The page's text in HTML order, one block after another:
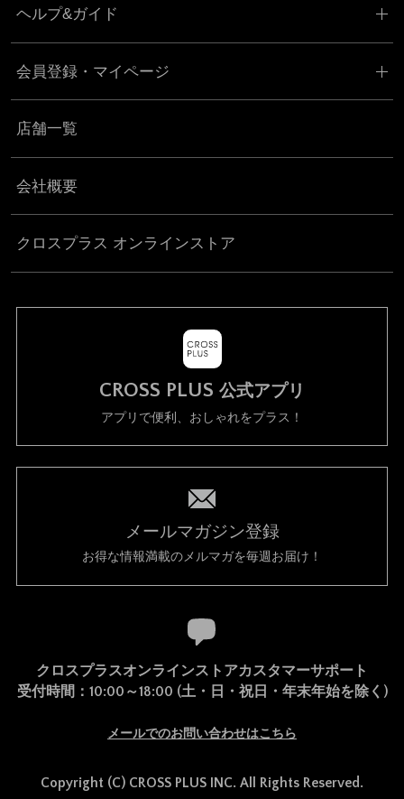
ヘルプ&ガイド
会員登録・マイページ
店舗一覧
会社概要
クロスプラス オンラインストア
CROSS PLUS 公式アプリ
アプリで便利、おしゃれをプラス！
メールマガジン登録
お得な情報満載のメルマガを毎週お届け！
クロスプラスオンラインストアカスタマーサポート
受付時間：10:00～18:00 (土・日・祝日・年末年始を除く)
メールでのお問い合わせはこちら
Copyright (C) CROSS PLUS INC. All Rights Reserved.